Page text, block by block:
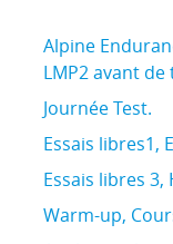
Alpine
LMP2 avant
Journée Test.
Essais libres1,
Essais libres 3,
Warm-up,